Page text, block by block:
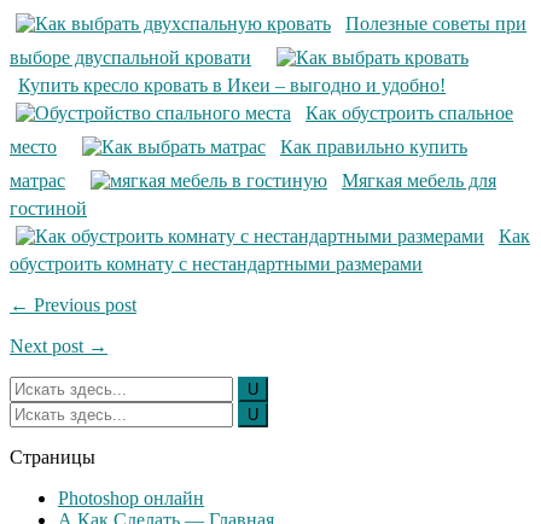
Полезные советы при
выборе двуспальной кровати
Купить кресло кровать в Икеи – выгодно и удобно!
Как обустроить спальное
место
Как правильно купить
матрас
Мягкая мебель для
гостиной
Как
обустроить комнату с нестандартными размерами
← Previous post
Next post →
Страницы
Photoshop онлайн